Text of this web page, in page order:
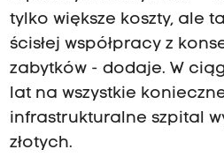
tylko większe koszty, ale
ścisłej współpracy z
zabytków - dodaje. W
lat na wszystkie
infrastrukturalne szpital
złotych.